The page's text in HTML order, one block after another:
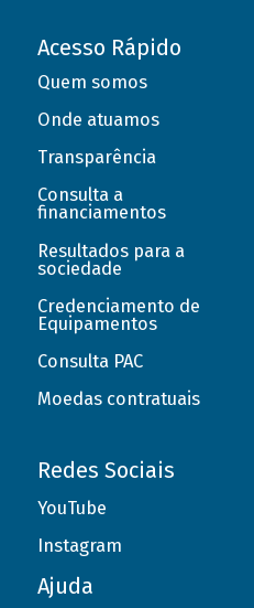
Acesso Rápido
Quem somos
Onde atuamos
Transparência
Consulta a
financiamentos
Resultados para a
sociedade
Credenciamento de
Equipamentos
Consulta PAC
Moedas contratuais
Redes Sociais
YouTube
Instagram
Ajuda